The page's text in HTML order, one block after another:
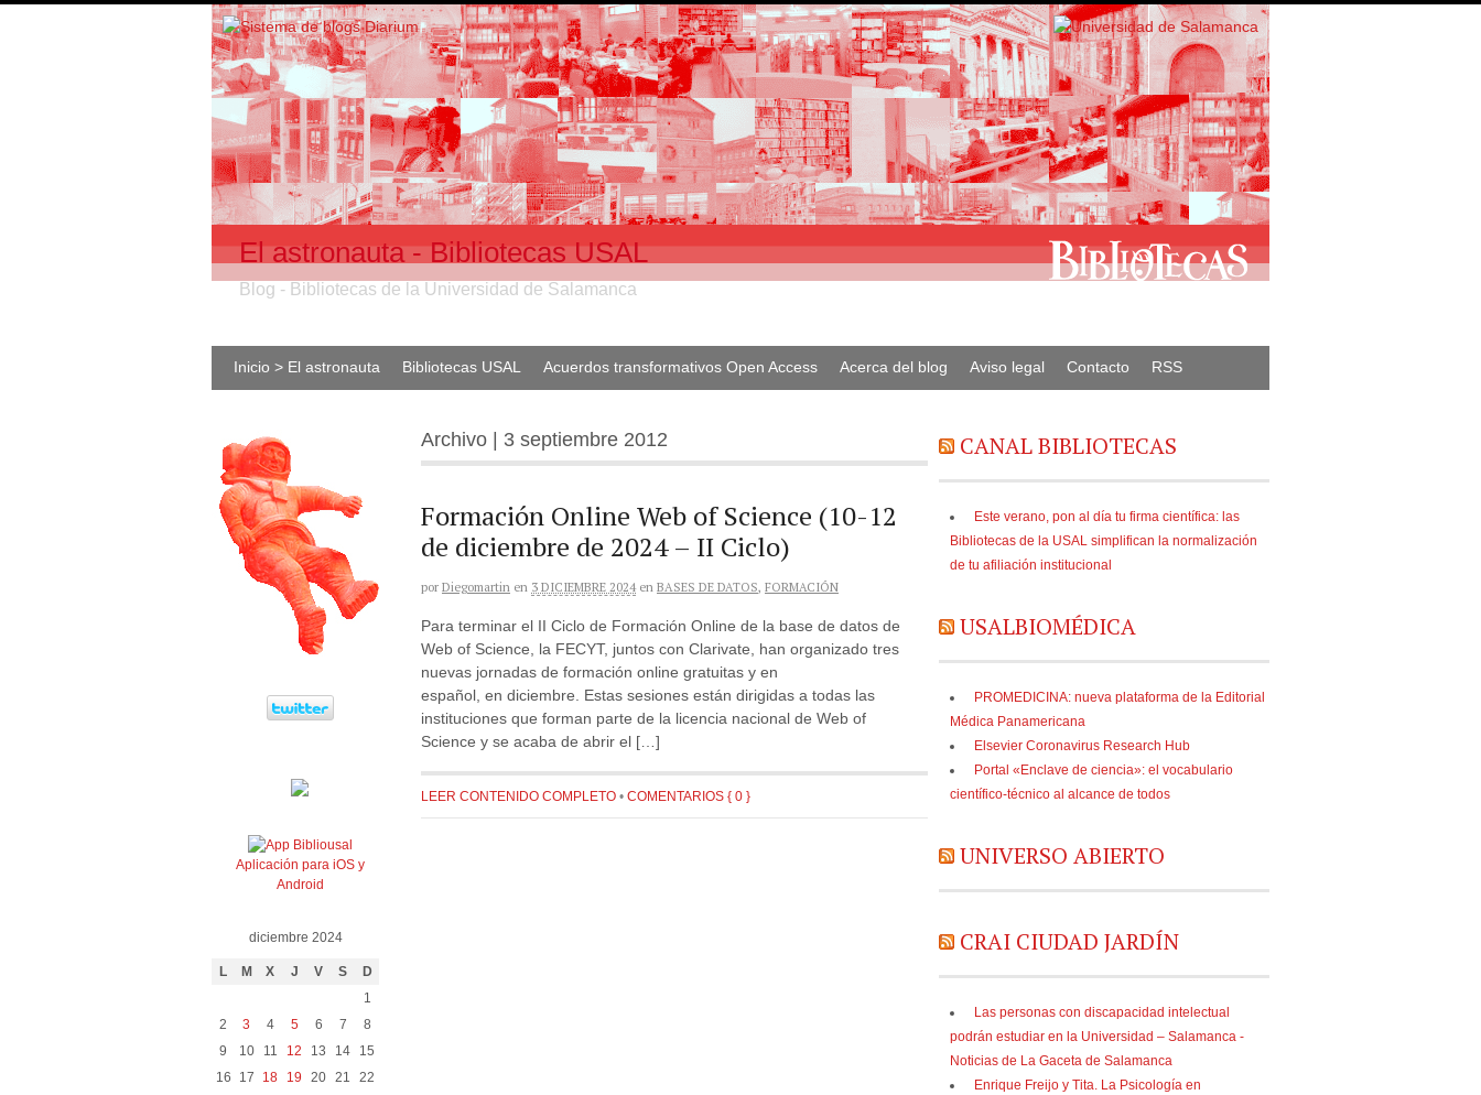
El astronauta - Bibliotecas USAL
Blog - Bibliotecas de la Universidad de Salamanca
Inicio > El astronauta Bibliotecas USAL Acuerdos transformativos Open Access Acerca del blog Aviso legal Contacto RSS
Archivo | 3 septiembre 2012
Formación Online Web of Science (10-12
de diciembre de 2024 – II Ciclo)
por Diegomartin en 3 DICIEMBRE 2024 en BASES DE DATOS, FORMACIÓN
Para terminar el II Ciclo de Formación Online de la base de datos de
Web of Science, la FECYT, juntos con Clarivate, han organizado tres
nuevas jornadas de formación online gratuitas y en
español, en diciembre. Estas sesiones están dirigidas a todas las
instituciones que forman parte de la licencia nacional de Web of
Science y se acaba de abrir el […]
LEER CONTENIDO COMPLETO • COMENTARIOS { 0 }
CANAL BIBLIOTECAS
Este verano, pon al día tu firma científica: las
Bibliotecas de la USAL simplifican la normalización
de tu afiliación institucional
USALBIOMÉDICA
PROMEDICINA: nueva plataforma de la Editorial
Médica Panamericana
Elsevier Coronavirus Research Hub
Portal «Enclave de ciencia»: el vocabulario
científico-técnico al alcance de todos
UNIVERSO ABIERTO
CRAI CIUDAD JARDÍN
Las personas con discapacidad intelectual
podrán estudiar en la Universidad – Salamanca -
Noticias de La Gaceta de Salamanca
Enrique Freijo y Tita. La Psicología en
Aplicación para iOS y
Android
diciembre 2024
L M X J V S D
1
2
3 4 5 6 7
8
9
10 11 12 13 14
15
16
17 18 19 20 21
22